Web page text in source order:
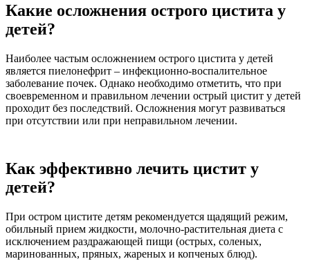
Какие осложнения острого цистита у
детей?
Наиболее частым осложнением острого цистита у детей
является пиелонефрит – инфекционно-воспалительное
заболевание почек. Однако необходимо отметить, что при
своевременном и правильном лечении острый цистит у детей
проходит без последствий. Осложнения могут развиваться
при отсутствии или при неправильном лечении.
Как эффективно лечить цистит у
детей?
При остром цистите детям рекомендуется щадящий режим,
обильный прием жидкости, молочно-растительная диета с
исключением раздражающей пищи (острых, соленых,
маринованных, пряных, жареных и копченых блюд).